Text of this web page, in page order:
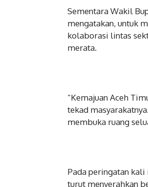
Sementara Wakil
mengatakan, untuk
kolaborasi lintas
merata.
“Kemajuan Aceh
tekad
membuka ruang
Pada peringatan kali
turut menyerahkan